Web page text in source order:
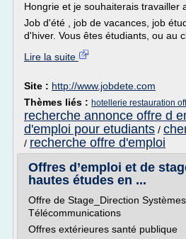
Hongrie et je souhaiterais travailler
Job d'été , job de vacances, job
d'hiver. Vous êtes étudiants, ou au
Lire la suite
Site : http://www.jobdete.com
Thèmes liés : hotellerie restauration
recherche annonce offre d
d'emploi pour etudiants /
/ recherche offre d'emploi
Offres d’emploi et de
hautes études en ...
Offre de Stage_Direction
Télécommunications
Offres extérieures santé publique